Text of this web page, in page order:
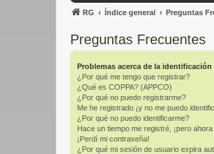
RG Índice general Preguntas
Preguntas Frecuentes
Problemas acerca de la
¿Por qué me tengo que registrar?
¿Qué es COPPA? (APPCO)
¿Por qué no puedo registrarme?
Me he registrado ¡y no me puedo
¿Por qué no puedo identificarme?
Hace un tiempo me registré, ¡pero
¡Perdí mi contraseña!
¿Por qué mi sesión de usuario expira